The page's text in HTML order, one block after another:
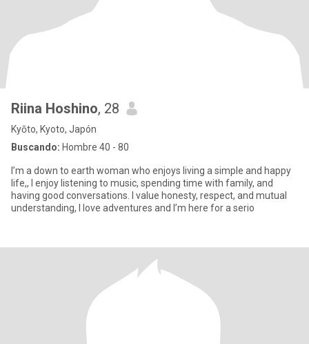
Riina Hoshino, 28
Kyōto, Kyoto, Japón
Buscando: Hombre 40 - 80
I’m a down to earth woman who enjoys living a simple and happy
life,, I enjoy listening to music, spending time with family, and
having good conversations. I value honesty, respect, and mutual
understanding, I love adventures and I’m here for a serio